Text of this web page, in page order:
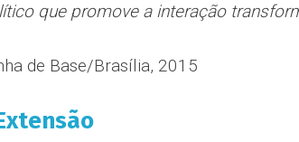
que promove a interação
de Base/Brasília, 2015